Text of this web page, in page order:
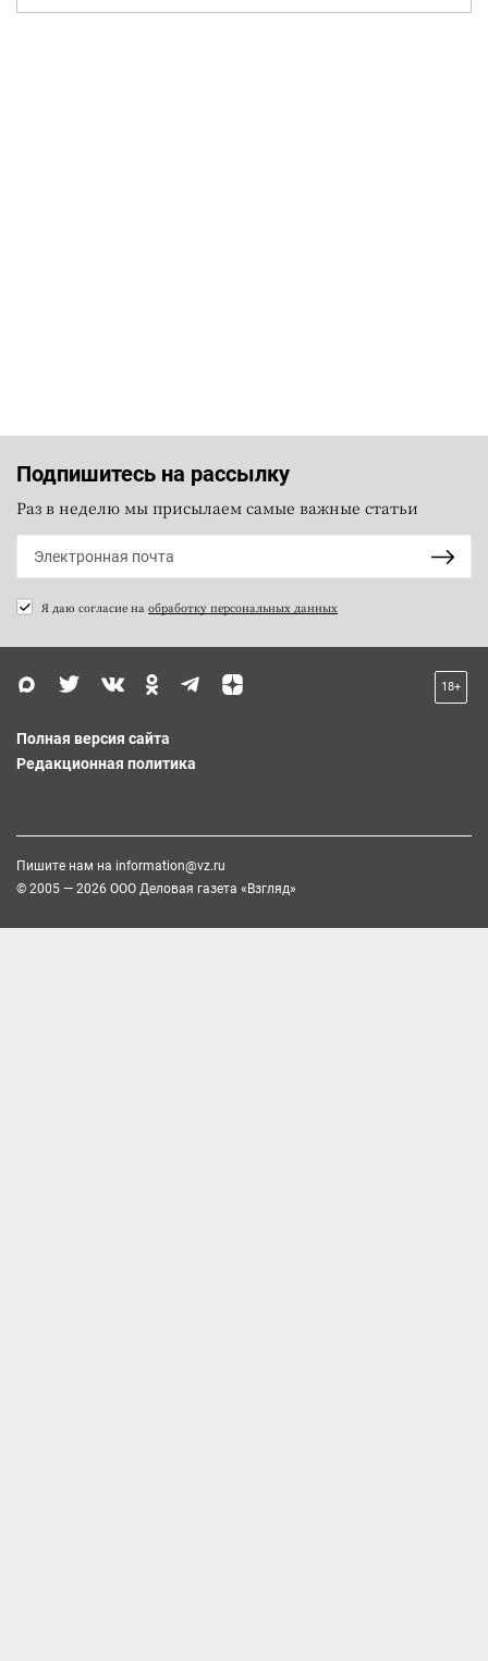
Подпишитесь на рассылку
Раз в неделю мы присылаем самые важные статьи
Я даю согласие на обработку персональных данных
18+
Полная версия сайта
Редакционная политика
Пишите нам на information@vz.ru
© 2005 — 2026 ООО Деловая газета «Взгляд»